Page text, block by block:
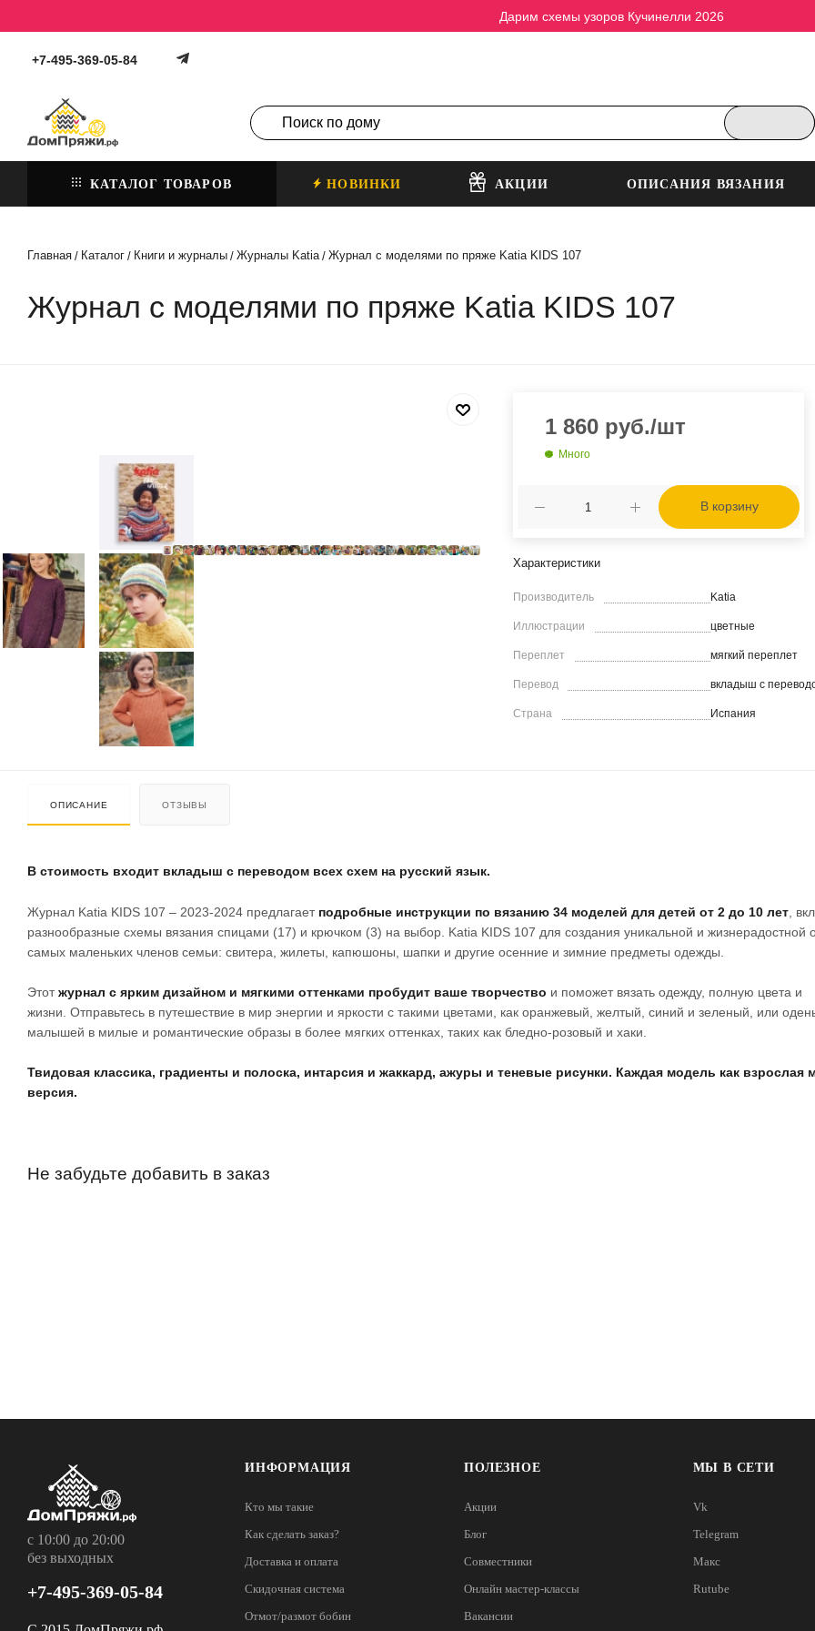
Дарим схемы узоров Кучинелли 2026
+7-495-369-05-84
КАТАЛОГ ТОВАРОВ НОВИНКИ АКЦИИ ОПИСАНИЯ ВЯЗАНИЯ
Главная / Каталог / Книги и журналы / Журналы Katia / Журнал с моделями по пряже Katia KIDS 107
Журнал с моделями по пряже Katia KIDS 107
1 860 руб./шт
Много
В корзину
Характеристики
Производитель Katia
Иллюстрации цветные
Переплет мягкий переплет
Перевод вкладыш с
Страна Испания
ОПИСАНИЕ ОТЗЫВЫ
В стоимость входит вкладыш с переводом всех схем на русский язык.
Журнал Katia KIDS 107 – 2023-2024 предлагает подробные инструкции по вязанию 34 моделей для детей от 2 до 10 лет,
разнообразные схемы вязания спицами (17) и крючком (3) на выбор. Katia KIDS 107 для создания уникальной и жизнерадостной
самых маленьких членов семьи: свитера, жилеты, капюшоны, шапки и другие осенние и зимние предметы одежды.
Этотжурнал с ярким дизайном и мягкими оттенками пробудит ваше творчество и поможет вязать одежду, полную цвета и
жизни. Отправьтесь в путешествие в мир энергии и яркости с такими цветами, как оранжевый, желтый, синий и зеленый, или
малышей в милые и романтические образы в более мягких оттенках, таких как бледно-розовый и хаки.
Твидовая классика, градиенты и полоска, интарсия и жаккард, ажуры и теневые рисунки. Каждая модель как взрослая
версия.
Не забудьте добавить в заказ
с 10:00 до 20:00
без выходных
+7-495-369-05-84
ИНФОРМАЦИЯ
Кто мы такие
Как сделать заказ?
Доставка и оплата
Скидочная система
Отмот/размот бобин
ПОЛЕЗНОЕ
Акции
Блог
Совместники
Онлайн мастер-классы
Вакансии
МЫ В СЕТИ
Vk
Telegram
Макс
Rutube